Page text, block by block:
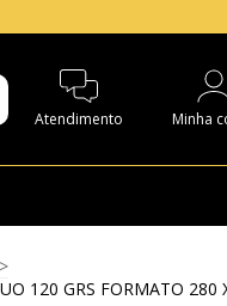
Atendimento Minha
>
120 GRS FORMATO 280